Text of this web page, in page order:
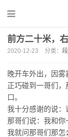
前方二十米，
2020-12-23 分类：
晚开车外出，因雾
正巧碰到一哥们
口。
我十分感谢的说：
那哥们说：我和你
我就问那哥们那怎